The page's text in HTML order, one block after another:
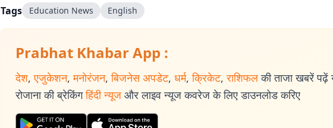
Tags Education News English
Prabhat Khabar App :
देश, एजुकेशन, मनोरंजन, बिजनेस अपडेट, धर्म, क्रिकेट, राशिफल की ताजा खबरें पढ़ें
रोजाना की ब्रेकिंग हिंदी न्यूज और लाइव न्यूज कवरेज के लिए डाउनलोड करिए